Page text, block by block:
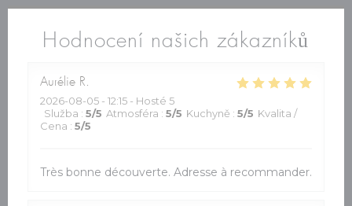
Hodnocení našich zákazníků
Aurélie R
2026-08-05 - 12:15 - Hosté 5
Služba : 5/5 Atmosféra : 5/5 Kuchyně : 5/5 Kvalita /
Cena : 5/5
Très bonne découverte. Adresse à recommander.